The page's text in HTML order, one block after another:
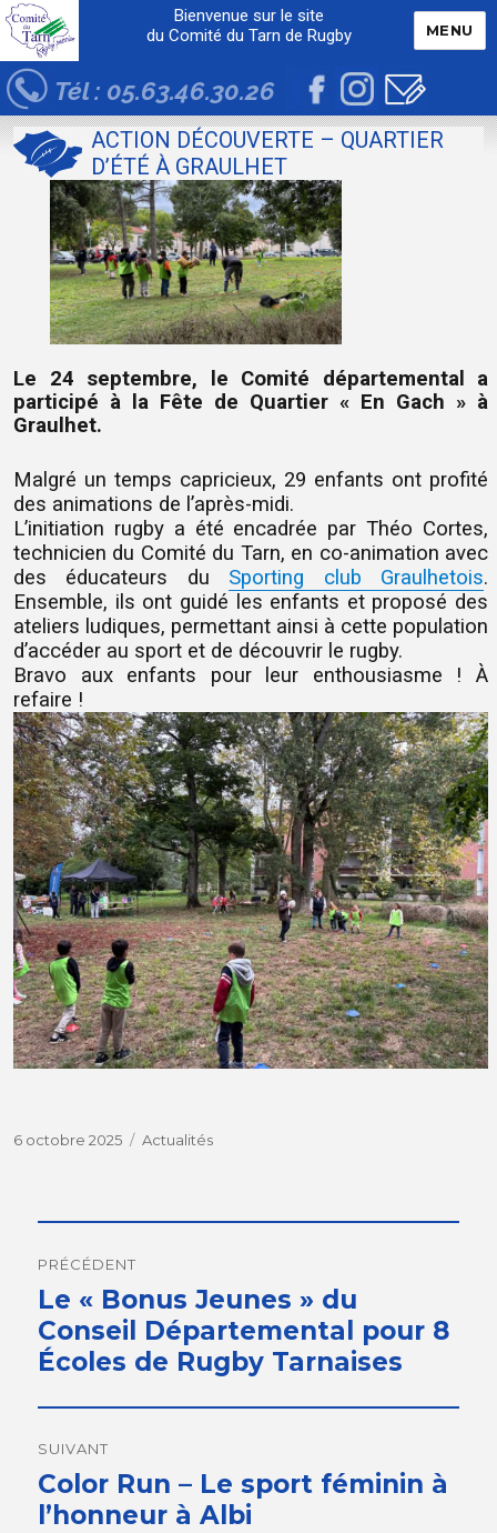
Bienvenue sur le site
du Comité du Tarn de Rugby
Tél : 05.63.46.30.26
MENU
ACTION DÉCOUVERTE – QUARTIER
D’ÉTÉ À GRAULHET
Le 24 septembre, le Comité départemental a
participé à la Fête de Quartier « En Gach » à
Graulhet.
Malgré un temps capricieux, 29 enfants ont profité
des animations de l’après-midi.
L’initiation rugby a été encadrée par Théo Cortes,
technicien du Comité du Tarn, en co-animation avec
des éducateurs du Sporting club Graulhetois.
Ensemble, ils ont guidé les enfants et proposé des
ateliers ludiques, permettant ainsi à cette population
d’accéder au sport et de découvrir le rugby.
Bravo aux enfants pour leur enthousiasme ! À
refaire !
Publié
6 octobre 2025 Catégories
Actualités
de
l’article
PRÉCÉDENT
Article
précédent :
Le « Bonus Jeunes » du
Conseil Départemental pour 8
Écoles de Rugby Tarnaises
SUIVANT
Article
suivant :
Color Run – Le sport féminin à
l’honneur à Albi